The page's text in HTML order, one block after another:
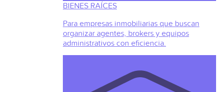
BIENES RAÍCES
Para empresas inmobiliarias que buscan
organizar agentes, brokers y equipos
administrativos con eficiencia.